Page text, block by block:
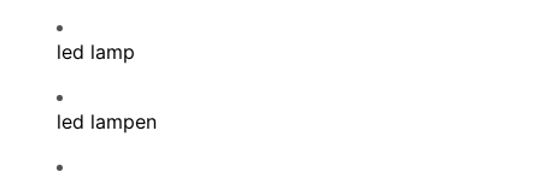
led lamp
led lampen